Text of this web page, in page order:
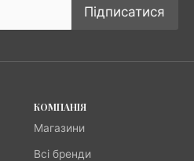
Підписатися
КОМПАНІЯ
Магазини
Всі бренди